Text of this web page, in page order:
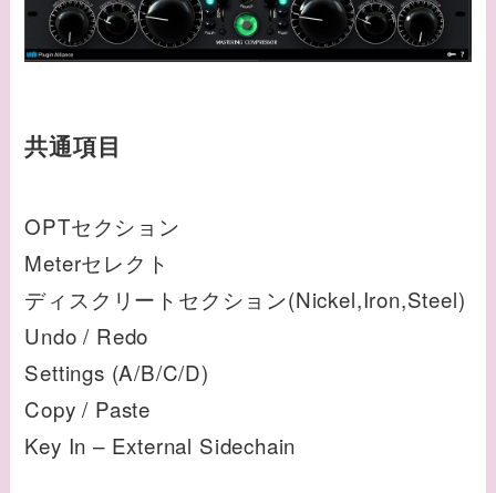
共通項目
OPTセクション
Meterセレクト
ディスクリートセクション(Nickel,Iron,Steel)
Undo / Redo
Settings (A/B/C/D)
Copy / Paste
Key In – External Sidechain